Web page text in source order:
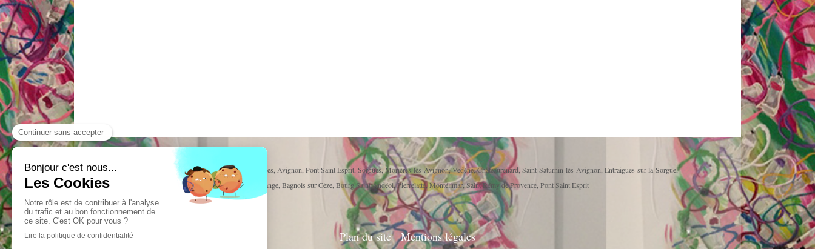
Villeneuve-lès-Avignon, Le Pontet, Les Angles, Avignon, Pont Saint Esprit, Sorgues, Morières-lès-Avignon, Vedène, Châteaurenard, Saint-Saturnin-lès-Avignon, Entraigues-sur-la-Sorgue,
Cavaillon, Orange, Bagnols sur Cèze, Bourg Saint Andéol, Pierrelatte, Montélimar, Saint Rémy de Provence, Pont Saint Esprit
Plan du site Mentions légales